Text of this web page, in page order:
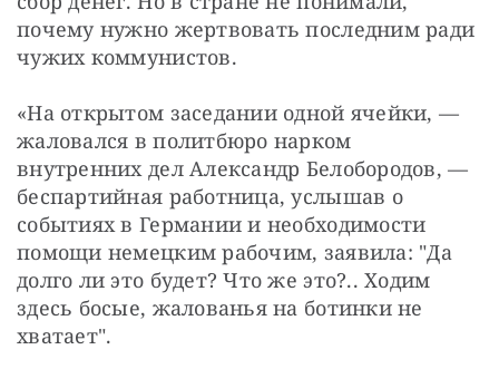
почему нужно жертвовать последним ради
чужих коммунистов.
«На открытом заседании одной ячейки, —
жаловался в политбюро нарком
внутренних дел Александр Белобородов, —
беспартийная работница, услышав о
событиях в Германии и необходимости
помощи немецким рабочим, заявила: "Да
долго ли это будет? Что же это?.. Ходим
здесь босые, жалованья на ботинки не
хватает".